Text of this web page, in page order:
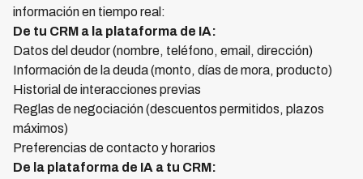
información en tiempo real:
De tu CRM a la plataforma de IA:
Datos del deudor (nombre, teléfono, email, dirección)
Información de la deuda (monto, días de mora, producto)
Historial de interacciones previas
Reglas de negociación (descuentos permitidos, plazos
máximos)
Preferencias de contacto y horarios
De la plataforma de IA a tu CRM: